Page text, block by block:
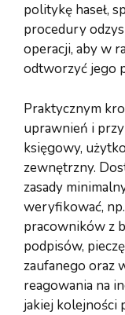
politykę haseł,
procedury
operacji, aby w
odtworzyć jego
Praktycznym
uprawnień i
księgowy,
zewnętrzny.
zasady
weryfikować,
pracowników z
podpisów,
zaufanego oraz
reagowania na
jakiej kolejności